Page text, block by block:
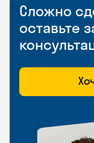
Сложно
оставьте